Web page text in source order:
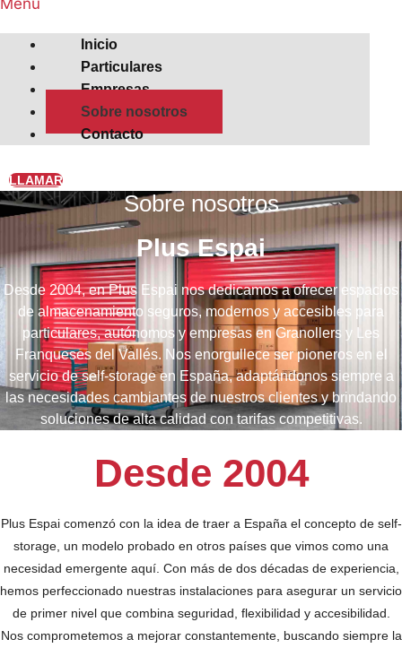
Menú
Inicio
Particulares
Empresas
Sobre nosotros
Contacto
LLAMAR
Sobre nosotros
Plus Espai
Desde 2004, en Plus Espai nos dedicamos a ofrecer espacios
de almacenamiento seguros, modernos y accesibles para
particulares, autónomos y empresas en Granollers y Les
Franqueses del Vallés. Nos enorgullece ser pioneros en el
servicio de self-storage en España, adaptándonos siempre a
las necesidades cambiantes de nuestros clientes y brindando
soluciones de alta calidad con tarifas competitivas.
Desde 2004
Plus Espai comenzó con la idea de traer a España el concepto de self-
storage, un modelo probado en otros países que vimos como una
necesidad emergente aquí. Con más de dos décadas de experiencia,
hemos perfeccionado nuestras instalaciones para asegurar un servicio
de primer nivel que combina seguridad, flexibilidad y accesibilidad.
Nos comprometemos a mejorar constantemente, buscando siempre la